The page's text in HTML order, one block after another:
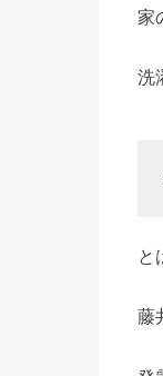
家
洗
と
藤